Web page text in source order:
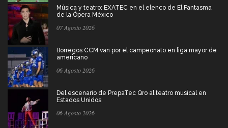
Música y teatro: EXATEC en el elenco de El Fantasma
de la Ópera México
07 Agosto 2026
Borregos CCM van por el campeonato en liga mayor de
americano
06 Agosto 2026
Del escenario de PrepaTec Qro al teatro musical en
Estados Unidos
06 Agosto 2026